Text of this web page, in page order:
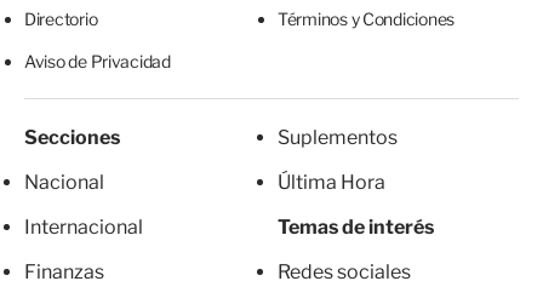
Directorio Términos y Condiciones
Aviso de Privacidad
Secciones
Nacional
Internacional
Finanzas
Suplementos
Última Hora
Temas de interés
Redes sociales